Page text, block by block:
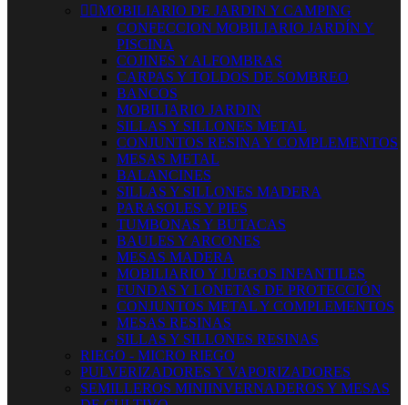
 MOBILIARIO DE JARDIN Y CAMPING
CONFECCION MOBILIARIO JARDÍN Y
PISCINA
COJINES Y ALFOMBRAS
CARPAS Y TOLDOS DE SOMBREO
BANCOS
MOBILIARIO JARDIN
SILLAS Y SILLONES METAL
CONJUNTOS RESINA Y COMPLEMENTOS
MESAS METAL
BALANCINES
SILLAS Y SILLONES MADERA
PARASOLES Y PIES
TUMBONAS Y BUTACAS
BAULES Y ARCONES
MESAS MADERA
MOBILIARIO Y JUEGOS INFANTILES
FUNDAS Y LONETAS DE PROTECCIÓN
CONJUNTOS METAL Y COMPLEMENTOS
MESAS RESINAS
SILLAS Y SILLONES RESINAS
RIEGO - MICRO RIEGO
PULVERIZADORES Y VAPORIZADORES
SEMILLEROS MINIINVERNADEROS Y MESAS